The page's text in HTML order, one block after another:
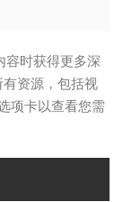
时获得更多深
资源，包括视
项卡以查看您需